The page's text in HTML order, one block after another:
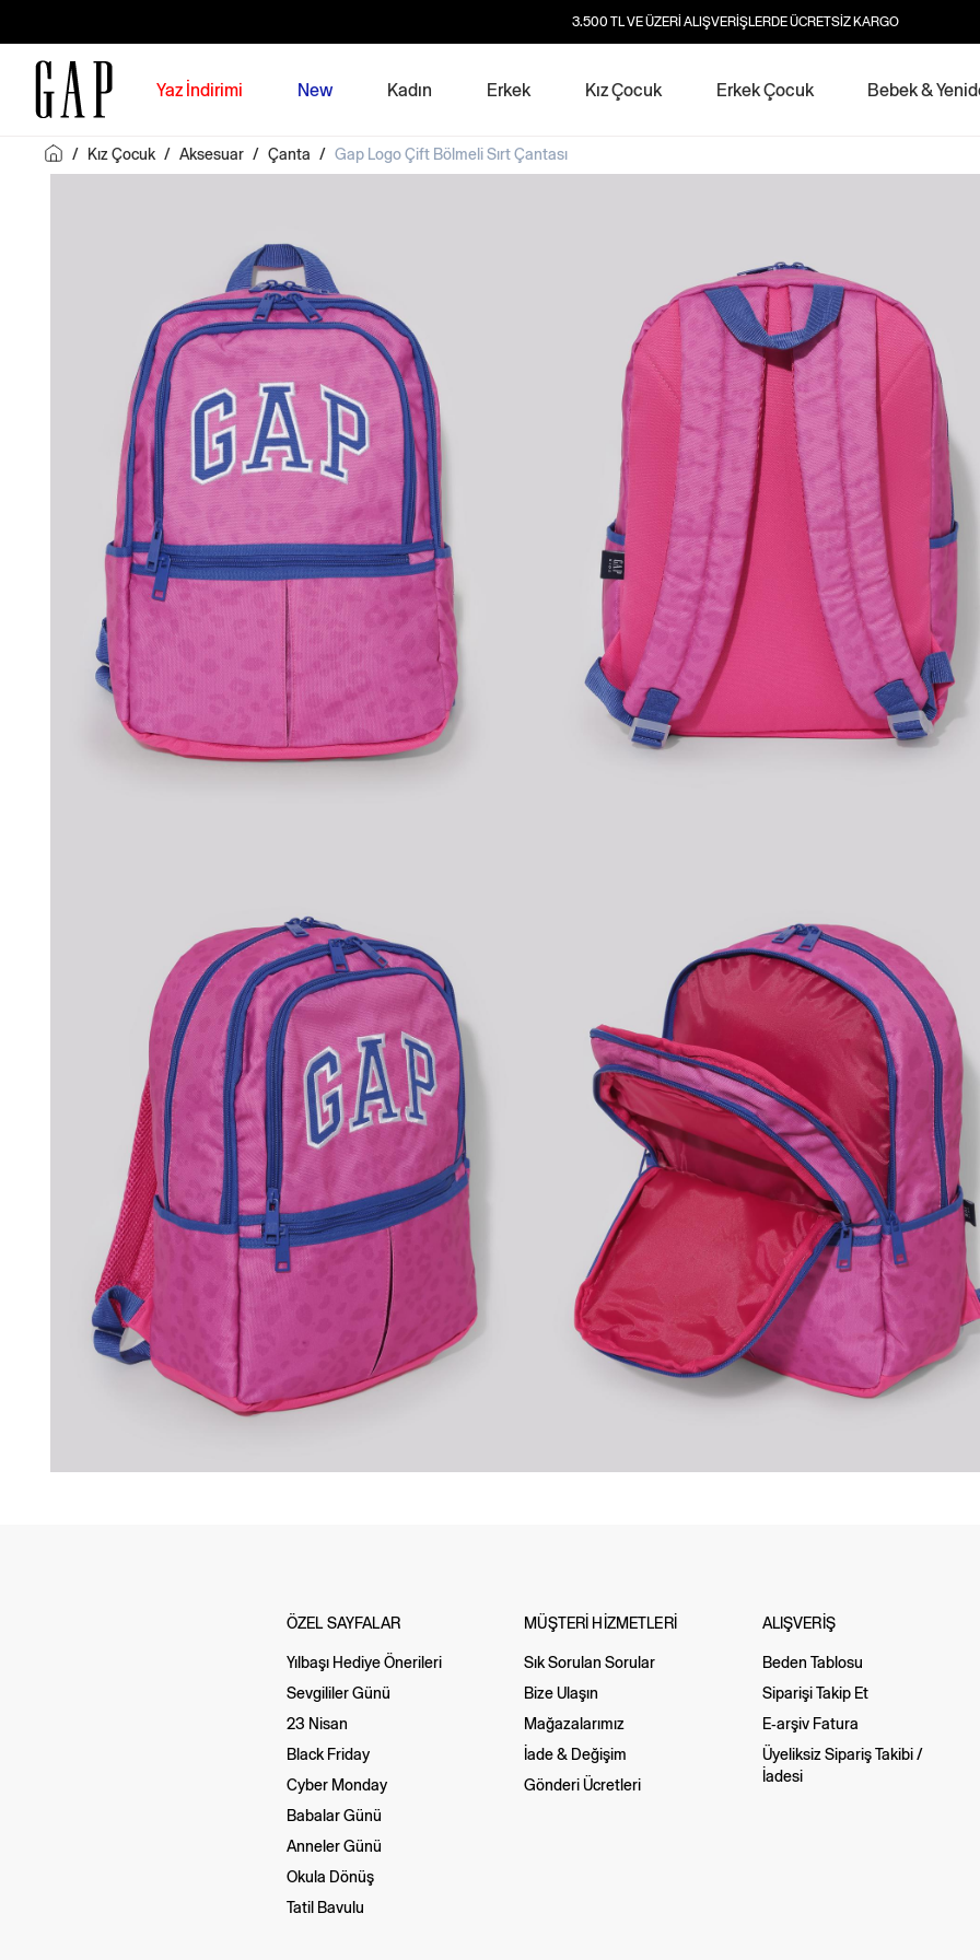
3.500 TL VE ÜZERİ ALIŞVERİŞLERDE ÜCRETSİZ KARGO
Yaz İndirimi New Kadın Erkek Kız Çocuk Erkek Çocuk Bebek &
/ Kız Çocuk / Aksesuar / Çanta / Gap Logo Çift Bölmeli Sırt Çantası
ÖZEL SAYFALAR
Yılbaşı Hediye Önerileri
Sevgililer Günü
23 Nisan
Black Friday
Cyber Monday
Babalar Günü
Anneler Günü
Okula Dönüş
Tatil Bavulu
MÜŞTERİ HİZMETLERİ
Sık Sorulan Sorular
Bize Ulaşın
Mağazalarımız
İade & Değişim
Gönderi Ücretleri
ALIŞVERİŞ
Beden Tablosu
Siparişi Takip Et
E-arşiv Fatura
Üyeliksiz Sipariş Takibi /
İadesi